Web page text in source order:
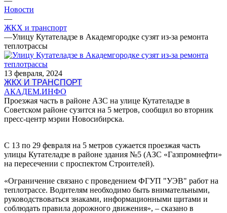
Новости
—
ЖКХ и транспорт
—Улицу Кутателадзе в Академгородке сузят из-за ремонта
теплотрассы
13 февраля, 2024
ЖКХ И ТРАНСПОРТ
АКАДЕМ.ИНФО
Проезжая часть в районе АЗС на улице Кутателадзе в
Советском районе сузится на 5 метров, сообщил во вторник
пресс-центр мэрии Новосибирска.
С 13 по 29 февраля на 5 метров сужается проезжая часть
улицы Кутателадзе в районе здания №5 (АЗС «Газпромнефти»
на пересечении с проспектом Строителей).
«Ограничение связано с проведением ФГУП "УЭВ" работ на
теплотрассе. Водителям необходимо быть внимательными,
руководствоваться знаками, информационными щитами и
соблюдать правила дорожного движения», – сказано в